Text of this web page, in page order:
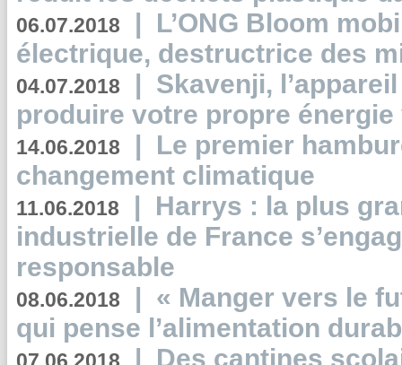
06.07.2018 | L’ONG Bloom
électrique, destructrice des
04.07.2018 | Skavenji,
produire votre propre
14.06.2018 | Le premier
changement climatique
11.06.2018 | Harrys : la plus
industrielle de France
responsable
08.06.2018 | « Manger vers le
qui pense l’alimentation
| Des cantines